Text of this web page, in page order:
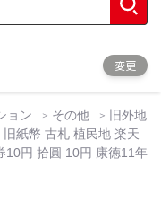
変更
ョン その他
旧外地
紙幣 古札 植民地 楽天
10円 拾圓 10円 康徳11年